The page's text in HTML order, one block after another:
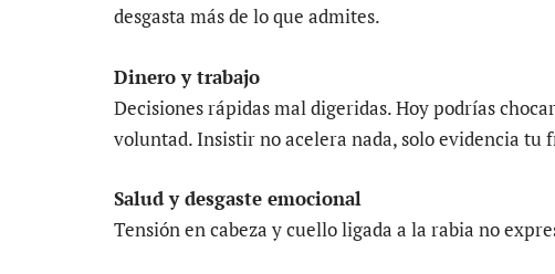
desgasta más de lo que admites.
Dinero y trabajo
Decisiones rápidas mal digeridas. Hoy podrías
voluntad. Insistir no acelera nada, solo evidencia tu
Salud y desgaste emocional
Tensión en cabeza y cuello ligada a la rabia no